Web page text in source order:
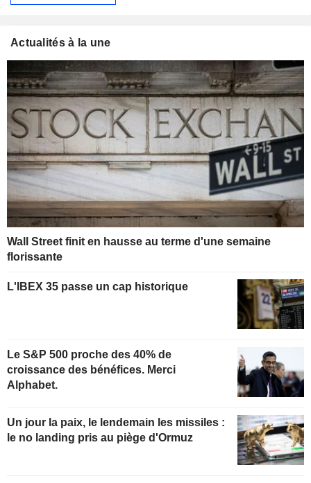
Actualités à la une
Wall Street finit en hausse au terme d'une semaine
florissante
L'IBEX 35 passe un cap historique
Le S&P 500 proche des 40% de
croissance des bénéfices. Merci
Alphabet.
Un jour la paix, le lendemain les missiles :
le no landing pris au piège d'Ormuz